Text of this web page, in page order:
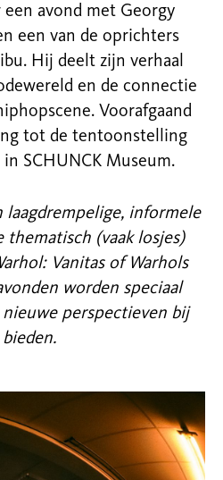
een avond met Georgy
een van de oprichters
Hij deelt zijn verhaal
en de connectie
Voorafgaand
tot de tentoonstelling
SCHUNCK Museum.
laagdrempelige, informele
thematisch (vaak losjes)
Vanitas of Warhols
worden speciaal
perspectieven bij